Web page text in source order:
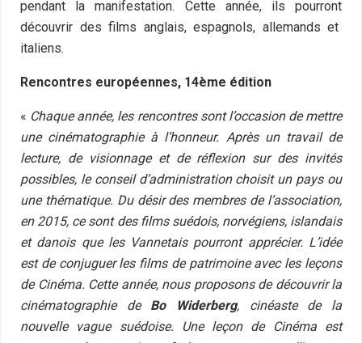
pendant la manifestation. Cette année, ils pourront
découvrir des films anglais, espagnols, allemands et
italiens.
Rencontres européennes, 14ème édition
« Chaque année, les rencontres sont l’occasion de mettre
une cinématographie à l’honneur. Après un travail de
lecture, de visionnage et de réflexion sur des invités
possibles, le conseil d’administration choisit un pays ou
une thématique. Du désir des membres de l’association,
en 2015, ce sont des films suédois, norvégiens, islandais
et danois que les Vannetais pourront apprécier. L’idée
est de conjuguer les films de patrimoine avec les leçons
de Cinéma. Cette année, nous proposons de découvrir la
cinématographie de Bo Widerberg, cinéaste de la
nouvelle vague suédoise. Une leçon de Cinéma est